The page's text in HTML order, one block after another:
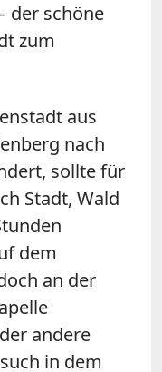
der schöne
zum
aus
nach
sollte für
Stadt, Wald
dem
an der
andere
in dem